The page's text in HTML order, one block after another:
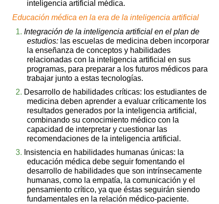
inteligencia artificial médica.
Educación médica en la era de la inteligencia artificial
1. Integración de la inteligencia artificial en el plan de
estudios: las escuelas de medicina deben incorporar
la enseñanza de conceptos y habilidades
relacionadas con la inteligencia artificial en sus
programas, para preparar a los futuros médicos para
trabajar junto a estas tecnologías.
2. Desarrollo de habilidades críticas: los estudiantes de
medicina deben aprender a evaluar críticamente los
resultados generados por la inteligencia artificial,
combinando su conocimiento médico con la
capacidad de interpretar y cuestionar las
recomendaciones de la inteligencia artificial.
3. Insistencia en habilidades humanas únicas: la
educación médica debe seguir fomentando el
desarrollo de habilidades que son intrínsecamente
humanas, como la empatía, la comunicación y el
pensamiento crítico, ya que éstas seguirán siendo
fundamentales en la relación médico-paciente.